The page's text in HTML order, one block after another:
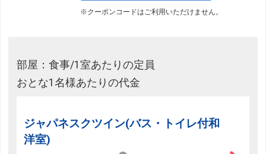
※クーポンコードはご利用いただけません。
部屋：食事/1室あたりの定員
おとな1名様あたりの代金
ジャパネスクツイン(バス・トイレ付和
洋室)